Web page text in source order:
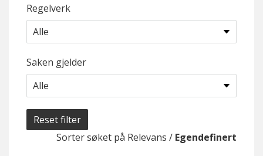
Regelverk
Saken gjelder
Reset filter
Sorter søket på Relevans / Egendefinert